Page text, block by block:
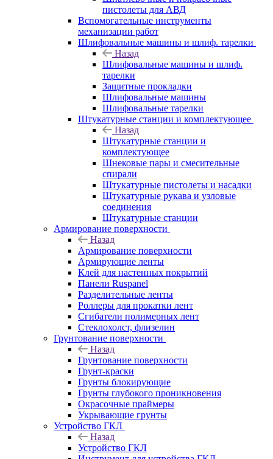
пистолеты для АВД
Вспомогательные инструменты
механизации работ
Шлифовальные машины и шлиф. тарелки
Назад
Шлифовальные машины и шлиф.
тарелки
Защитные прокладки
Шлифовальные машины
Шлифовальные тарелки
Штукатурные станции и комплектующее
Назад
Штукатурные станции и
комплектующее
Шнековые пары и смесительные
спирали
Штукатурные пистолеты и насадки
Штукатурные рукава и узловые
соединения
Штукатурные станции
Армирование поверхности
Назад
Армирование поверхности
Армирующие ленты
Клей для настенных покрытий
Панели Ruspanel
Разделительные ленты
Роллеры для прокатки лент
Сгибатели полимерных лент
Стеклохолст, флизелин
Грунтование поверхности
Назад
Грунтование поверхности
Грунт-краски
Грунты блокирующие
Грунты глубокого проникновения
Окрасочные праймеры
Укрывающие грунты
Устройство ГКЛ
Назад
Устройство ГКЛ